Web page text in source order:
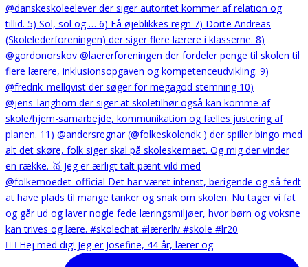
🙋‍♀️ Hej med dig! Jeg er Josefine, 44 år, lærer og